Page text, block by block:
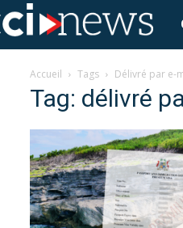
Accueil Tags Délivré par e-
Tag: délivré